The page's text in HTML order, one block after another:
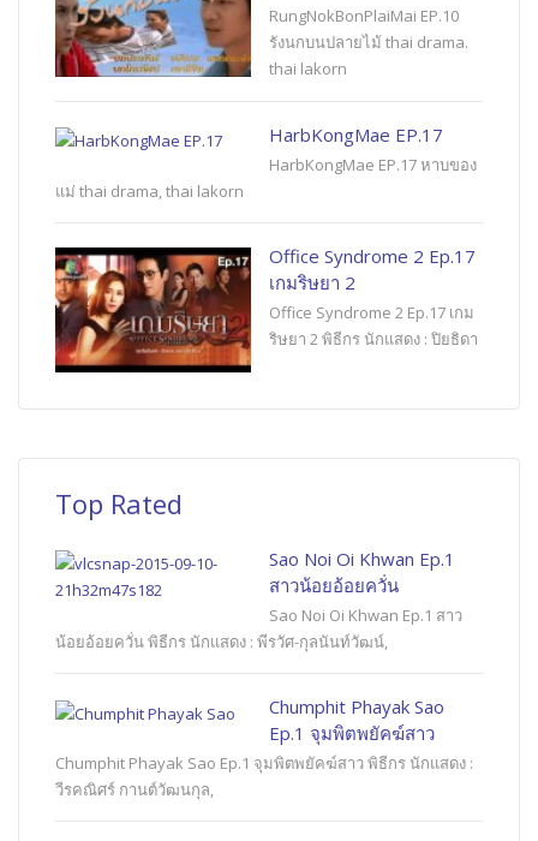
RungNokBonPlaiMai EP.10
รังนกบนปลายไม้ thai drama.
thai lakorn
HarbKongMae EP.17
HarbKongMae EP.17 หาบของ
แม่ thai drama, thai lakorn
Office Syndrome 2 Ep.17
เกมริษยา 2
Office Syndrome 2 Ep.17 เกม
ริษยา 2 พิธีกร นักแสดง : ปิยธิดา
Top Rated
Sao Noi Oi Khwan Ep.1
สาวน้อยอ้อยควั่น
Sao Noi Oi Khwan Ep.1 สาว
น้อยอ้อยควั่น พิธีกร นักแสดง : พีรวัศ-กุลนันท์วัฒน์,
Chumphit Phayak Sao
Ep.1 จุมพิตพยัคฆ์สาว
Chumphit Phayak Sao Ep.1 จุมพิตพยัคฆ์สาว พิธีกร นักแสดง :
วีรคณิศร์ กานต์วัฒนกุล,